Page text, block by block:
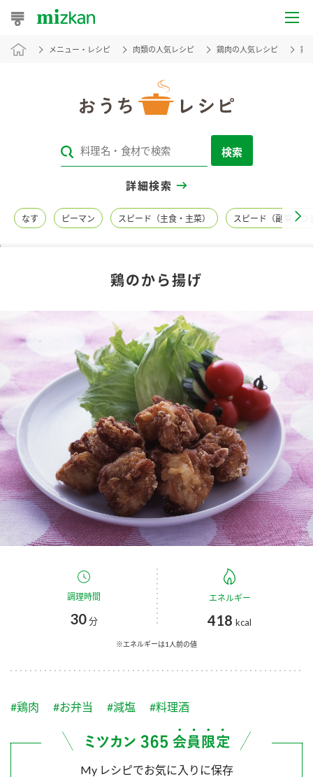
おうちレシピ
レシピカテゴリ一覧
レシピ名特集
調味酢
お酢ドリンク ぽん酢
みりん風・料理酒 鍋用調味料
つゆ たれ
スープ 中華
ふりかけ
炊き込みご飯の素 米飯用調味液
新商品一覧
キャンペーン情報
ブランド・スペシャルサイト
ブランド・スペシャルサイト トップ
商品ブランドサイト
Fibee（ファイビー）
くらしプラ酢
お酢ドリンク
つゆ
鍋なび
PIN印
企業情報
国内事業概要
企業理念
ミツカンの歴史
ミツカンを知る
環境への取り組み
ZENB initiative
メニュー・レシピ 肉類の人気レシピ 鶏肉の人気レシピ 鶏
検索
詳細検索
なす ピーマン スピード（主食・主菜） スピード（副菜・つ
鶏のから揚げ
調理時間
30分
エネルギー
418 kcal
※エネルギーは1人前の値
#鶏肉 #お弁当 #減塩 #料理酒
My レシピでお気に入りに保存